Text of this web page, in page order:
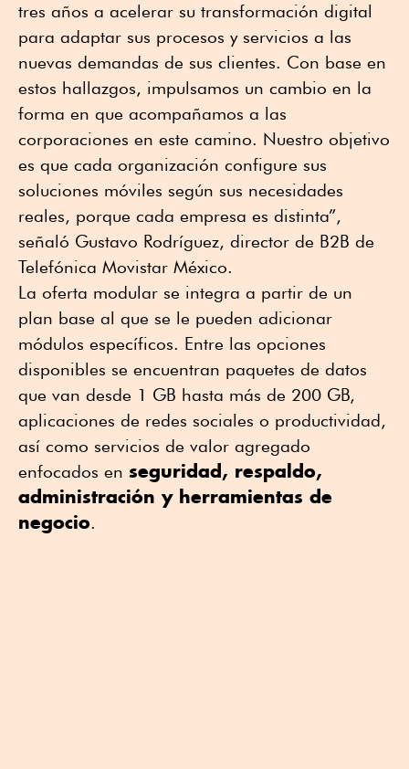
tres años a acelerar su transformación digital
para adaptar sus procesos y servicios a las
nuevas demandas de sus clientes. Con base en
estos hallazgos, impulsamos un cambio en la
forma en que acompañamos a las
corporaciones en este camino. Nuestro objetivo
es que cada organización configure sus
soluciones móviles según sus necesidades
reales, porque cada empresa es distinta”,
señaló Gustavo Rodríguez, director de B2B de
Telefónica Movistar México.
La oferta modular se integra a partir de un
plan base al que se le pueden adicionar
módulos específicos. Entre las opciones
disponibles se encuentran paquetes de datos
que van desde 1 GB hasta más de 200 GB,
aplicaciones de redes sociales o productividad,
así como servicios de valor agregado
enfocados en seguridad, respaldo,
administración y herramientas de
negocio.